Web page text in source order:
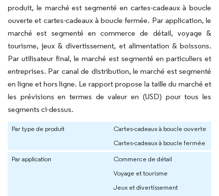
produit, le marché est segmenté en cartes-cadeaux à boucle
ouverte et cartes-cadeaux à boucle fermée. Par application, le
marché est segmenté en commerce de détail, voyage &
tourisme, jeux & divertissement, et alimentation & boissons.
Par utilisateur final, le marché est segmenté en particuliers et
entreprises. Par canal de distribution, le marché est segmenté
en ligne et hors ligne. Le rapport propose la taille du marché et
les prévisions en termes de valeur en (USD) pour tous les
segments ci-dessus.
Par type de produit
Cartes-cadeaux à boucle ouverte
Cartes-cadeaux à boucle fermée
Par application
Commerce de détail
Voyage et tourisme
Jeux et divertissement